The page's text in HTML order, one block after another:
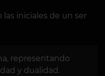
iniciales de un ser
representando
y dualidad.